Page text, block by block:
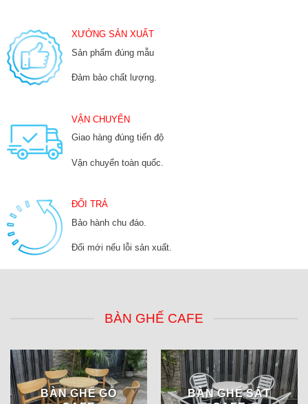
XƯỞNG SẢN XUẤT
Sản phẩm đúng mẫu
Đảm bảo chất lượng.
VẬN CHUYỂN
Giao hàng đúng tiến độ
Vận chuyển toàn quốc.
ĐỔI TRẢ
Bảo hành chu đáo.
Đổi mới nếu lỗi sản xuất.
BÀN GHẾ CAFE
BÀN GHẾ GỖ
BÀN GHẾ SẮT